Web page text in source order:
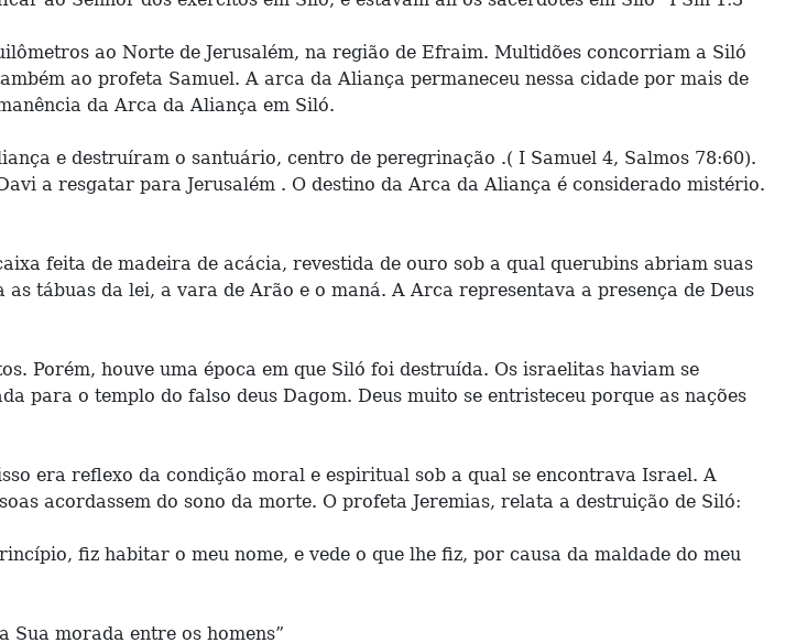
ao Norte de Jerusalém, na região de Efraim. Multidões concorriam a Siló
ao profeta Samuel. A arca da Aliança permaneceu nessa cidade por mais de
da Arca da Aliança em Siló.
e destruíram o santuário, centro de peregrinação .( I Samuel 4, Salmos 78:60).
a resgatar para Jerusalém . O destino da Arca da Aliança é considerado mistério.
feita de madeira de acácia, revestida de ouro sob a qual querubins abriam suas
tábuas da lei, a vara de Arão e o maná. A Arca representava a presença de Deus
Porém, houve uma época em que Siló foi destruída. Os israelitas haviam se
para o templo do falso deus Dagom. Deus muito se entristeceu porque as nações
era reflexo da condição moral e espiritual sob a qual se encontrava Israel. A
acordassem do sono da morte. O profeta Jeremias, relata a destruição de Siló:
fiz habitar o meu nome, e vede o que lhe fiz, por causa da maldade do meu
Sua morada entre os homens”